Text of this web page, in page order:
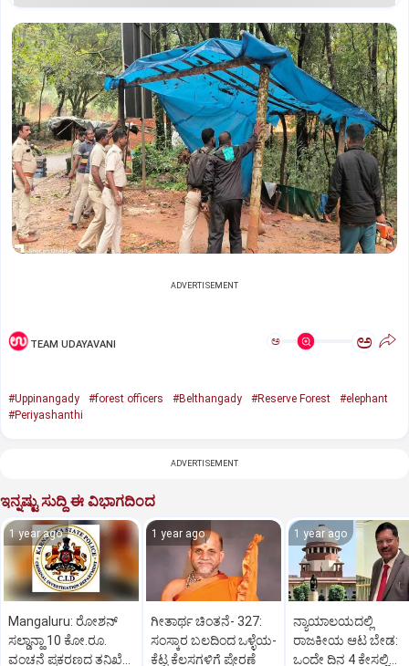
ADVERTISEMENT
TEAM UDAYAVANI ಅ ಅ
#Uppinangady #forest officers #Belthangady #Reserve Forest
#elephant
#Periyashanthi
ADVERTISEMENT
ಇನ್ನಷ್ಟು ಸುದ್ದಿ ಈ ವಿಭಾಗದಿಂದ
1 year ago
Mangaluru: ರೋಶನ್‌
ಸಲ್ಡಾನ್ಹಾ 10 ಕೋ.ರೂ.
ವಂಚನೆ ಪ್ರಕರಣದ ತನಿಖೆ
1 year ago
ಗೀತಾರ್ಥ ಚಿಂತನೆ- 327:
ಸಂಸ್ಕಾರ ಬಲದಿಂದ ಒಳ್ಳೆಯ-
ಕೆಟ್ಟ ಕೆಲಸಗಳಿಗೆ ಪ್ರೇರಣೆ
1 year ago
ನ್ಯಾಯಾಲಯದಲ್ಲಿ
ರಾಜಕೀಯ ಆಟ ಬೇಡ:
ಒಂದೇ ದಿನ 4 ಕೇಸಲ್ಲಿ